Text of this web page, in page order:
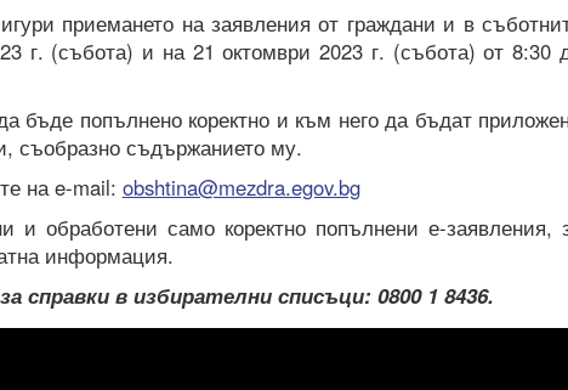
приемането на заявления от граждани и в
г. (събота) и на 21 октомври 2023 г. (събота) от 8:30
бъде попълнено коректно и към него да бъдат
съобразно съдържанието му.
на e-mail: obshtina@mezdra.egov.bg
и обработени само коректно попълнени е-заявления,
информация.
справки в избирателни списъци: 0800 1 8436.